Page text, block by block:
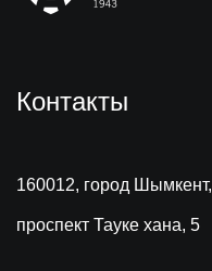
Контакты
160012, город Шымкент,
проспект Тауке хана, 5